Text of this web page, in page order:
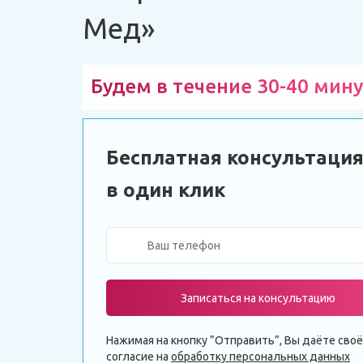
Мед»
Будем в течение 30-40
Бесплатная консультация
в один клик
Записаться на консультацию
Нажимая на кнопку ”Отправить”, Вы даёте своё
согласие на обработку персональных данных